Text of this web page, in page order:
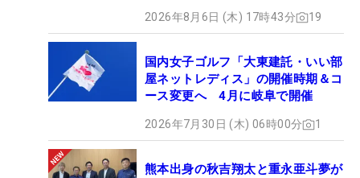
2026年8月6日 (木) 17時43分 19
国内女子ゴルフ「大東建託・いい部
屋ネットレディス」の開催時期＆コ
ース変更へ 4月に岐阜で開催
2026年7月30日 (木) 06時00分 1
熊本出身の秋吉翔太と重永亜斗夢が